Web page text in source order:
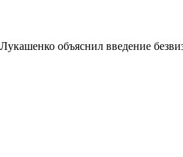
Лукашенко объяснил введение